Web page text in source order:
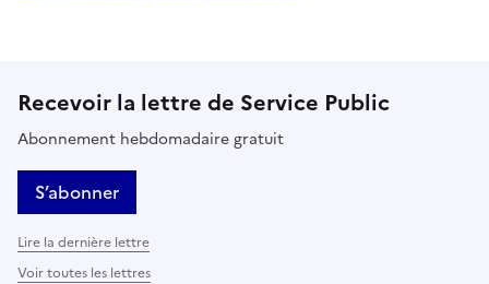
Recevoir la lettre de Service Public
Abonnement hebdomadaire gratuit
S’abonner
Lire la dernière lettre
Voir toutes les lettres